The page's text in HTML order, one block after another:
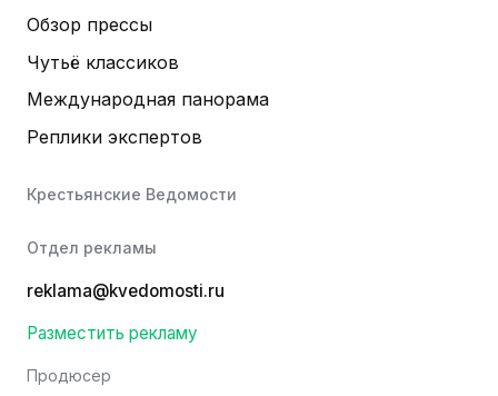
Обзор прессы
Чутьё классиков
Международная панорама
Реплики экспертов
Крестьянские Ведомости
Отдел рекламы
reklama@kvedomosti.ru
Разместить рекламу
Продюсер